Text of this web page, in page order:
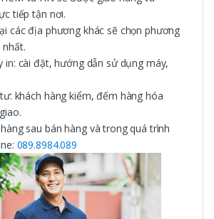
tiếp tận nơi.
các địa phương khác sẽ chọn phương
in: cài đặt, hướng dẫn sử dụng máy,
khách hàng kiểm, đếm hàng hóa
sau bán hàng và trong quá trình
089.8984.089